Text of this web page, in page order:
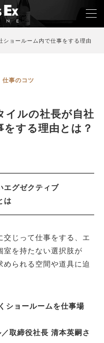
ショールーム内で仕事をする理由
仕事のコツ
イルの社長が自社
する理由とは？
エグゼクティブ
は
交じって仕事をする、エ
室を持たない選択肢が
られる空間や道具に迫
ショールームを仕事場
取締役社長 清本英嗣さ
プ